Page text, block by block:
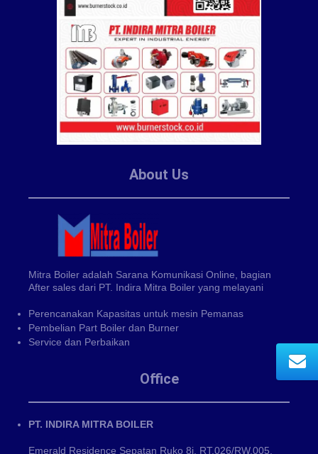
About Us
Mitra Boiler adalah Sarana Komunikasi Online, bagian
After sales dari PT. Indira Mitra Boiler yang melayani
Perencanakan Kapasitas untuk mesin Pemanas
Pembelian Part Boiler dan Burner
Service dan Perbaikan
Office
PT. INDIRA MITRA BOILER
Emerald Residence Sepatan Ruko 8i, RT.026/RW.005,